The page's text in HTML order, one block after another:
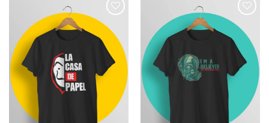
Añadir
a la
lista de
deseos
Añadir
a la
lista de
deseos